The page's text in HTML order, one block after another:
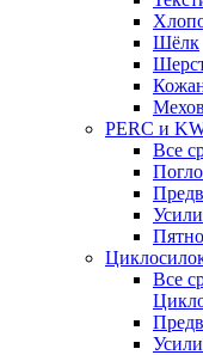
Шёлк
PERC и
Все
Все